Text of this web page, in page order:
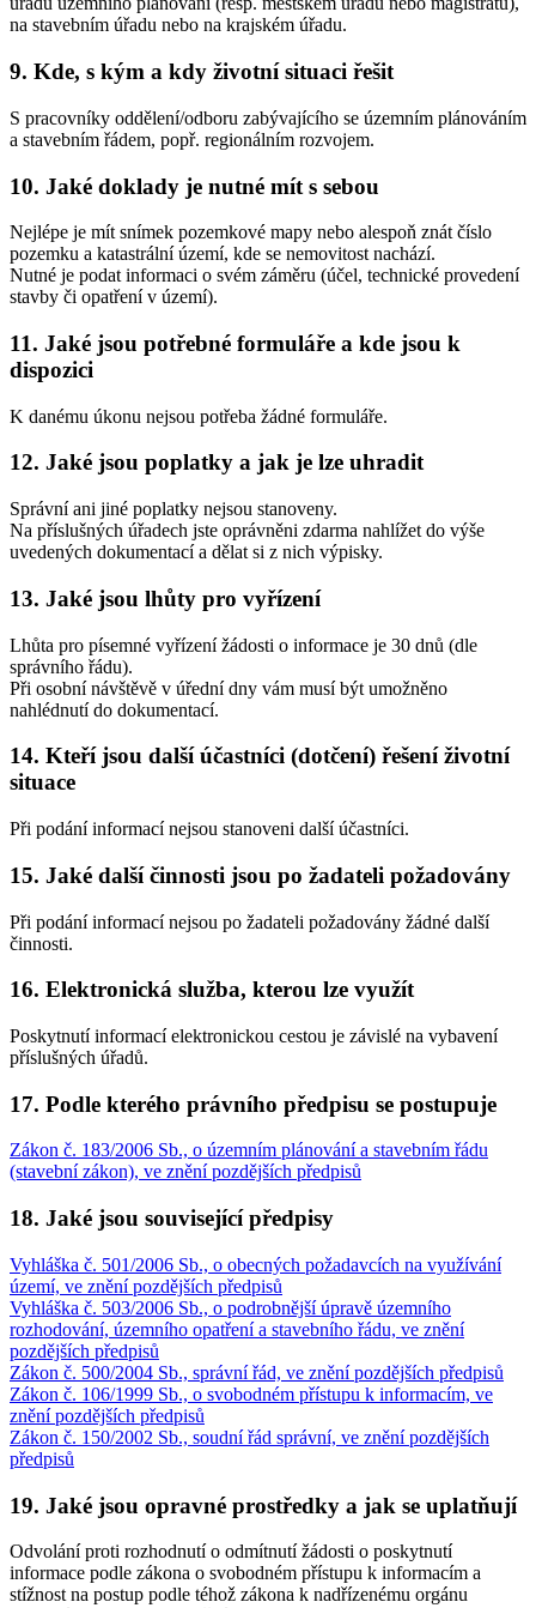
na stavebním úřadu nebo na krajském úřadu.
9. Kde, s kým a kdy životní situaci řešit
S pracovníky oddělení/odboru zabývajícího se územním plánováním
a stavebním řádem, popř. regionálním rozvojem.
10. Jaké doklady je nutné mít s sebou
Nejlépe je mít snímek pozemkové mapy nebo alespoň znát číslo
pozemku a katastrální území, kde se nemovitost nachází.
Nutné je podat informaci o svém záměru (účel, technické provedení
stavby či opatření v území).
11. Jaké jsou potřebné formuláře a kde jsou k
dispozici
K danému úkonu nejsou potřeba žádné formuláře.
12. Jaké jsou poplatky a jak je lze uhradit
Správní ani jiné poplatky nejsou stanoveny.
Na příslušných úřadech jste oprávněni zdarma nahlížet do výše
uvedených dokumentací a dělat si z nich výpisky.
13. Jaké jsou lhůty pro vyřízení
Lhůta pro písemné vyřízení žádosti o informace je 30 dnů (dle
správního řádu).
Při osobní návštěvě v úřední dny vám musí být umožněno
nahlédnutí do dokumentací.
14. Kteří jsou další účastníci (dotčení) řešení životní
situace
Při podání informací nejsou stanoveni další účastníci.
15. Jaké další činnosti jsou po žadateli požadovány
Při podání informací nejsou po žadateli požadovány žádné další
činnosti.
16. Elektronická služba, kterou lze využít
Poskytnutí informací elektronickou cestou je závislé na vybavení
příslušných úřadů.
17. Podle kterého právního předpisu se postupuje
Zákon č. 183/2006 Sb., o územním plánování a stavebním řádu
(stavební zákon), ve znění pozdějších předpisů
18. Jaké jsou související předpisy
Vyhláška č. 501/2006 Sb., o obecných požadavcích na využívání
území, ve znění pozdějších předpisů
Vyhláška č. 503/2006 Sb., o podrobnější úpravě územního
rozhodování, územního opatření a stavebního řádu, ve znění
pozdějších předpisů
Zákon č. 500/2004 Sb., správní řád, ve znění pozdějších předpisů
Zákon č. 106/1999 Sb., o svobodném přístupu k informacím, ve
znění pozdějších předpisů
Zákon č. 150/2002 Sb., soudní řád správní, ve znění pozdějších
předpisů
19. Jaké jsou opravné prostředky a jak se uplatňují
Odvolání proti rozhodnutí o odmítnutí žádosti o poskytnutí
informace podle zákona o svobodném přístupu k informacím a
stížnost na postup podle téhož zákona k nadřízenému orgánu